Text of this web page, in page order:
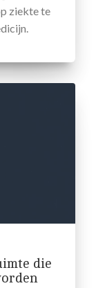
ziekte te
die